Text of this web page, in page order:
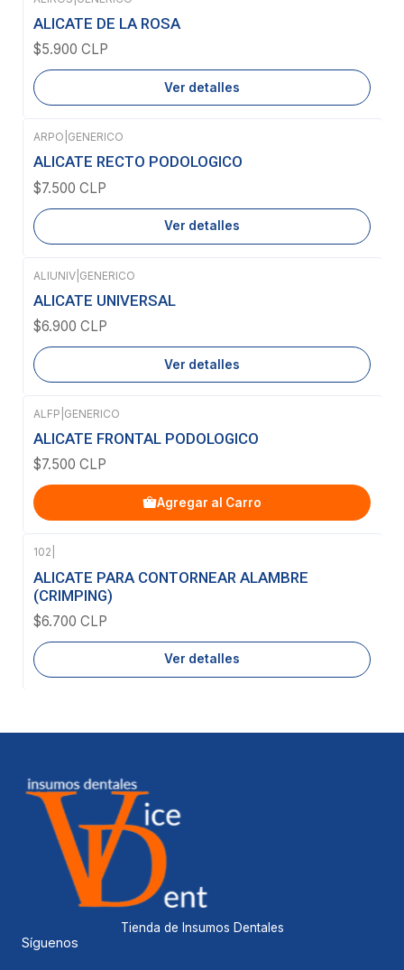
Agotado
ALICATE DE LA ROSA
$5.900 CLP
Ver detalles
Agotado
ARPO GENERICO
ALICATE RECTO PODOLOGICO
$7.500 CLP
Ver detalles
Agotado
ALIUNIV GENERICO
ALICATE UNIVERSAL
$6.900 CLP
Ver detalles
ALFP GENERICO
ALICATE FRONTAL PODOLOGICO
$7.500 CLP
Agregar al Carro
Agotado
102
ALICATE PARA CONTORNEAR ALAMBRE
(CRIMPING)
$6.700 CLP
Ver detalles
Tienda de Insumos Dentales
Síguenos